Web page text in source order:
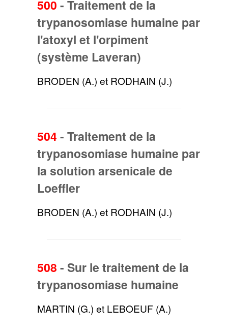
500 -Traitement de la
trypanosomiase humaine par
l'atoxyl et l'orpiment
(système Laveran)
BRODEN (A.) et RODHAIN (J.)
504 -Traitement de la
trypanosomiase humaine par
la solution arsenicale de
Loeffler
BRODEN (A.) et RODHAIN (J.)
508 - Sur le traitement de la
trypanosomiase humaine
MARTIN (G.) et LEBOEUF (A.)